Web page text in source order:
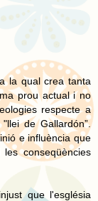
la qual crea tanta
prou actual i no
respecte a
de Gallardón”.
e influència que
conseqüències
que l'església